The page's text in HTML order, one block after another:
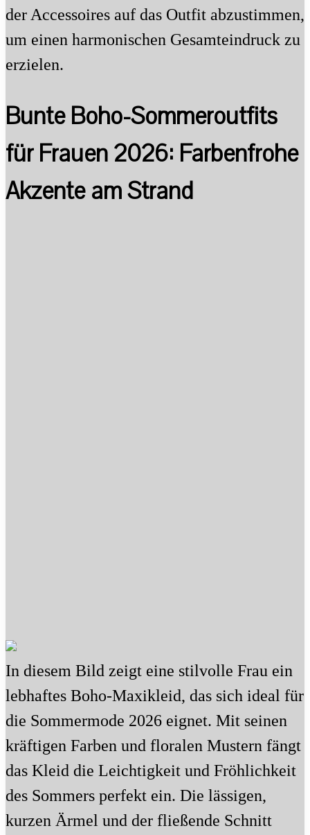
der Accessoires auf das Outfit abzustimmen,
um einen harmonischen Gesamteindruck zu
erzielen.
Bunte Boho-Sommeroutfits
für Frauen 2026: Farbenfrohe
Akzente am Strand
In diesem Bild zeigt eine stilvolle Frau ein
lebhaftes Boho-Maxikleid, das sich ideal für
die Sommermode 2026 eignet. Mit seinen
kräftigen Farben und floralen Mustern fängt
das Kleid die Leichtigkeit und Fröhlichkeit
des Sommers perfekt ein. Die lässigen,
kurzen Ärmel und der fließende Schnitt